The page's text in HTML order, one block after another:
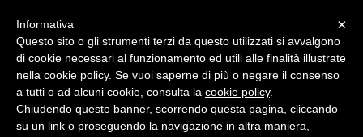
EDUCAZIONE ALLA SALUTE
Corsi, convegni e didattica di formazione e
aggiornamento per operatori della salute
×
Informativa
Questo sito o gli strumenti terzi da questo utilizzati si avvalgono
di cookie necessari al funzionamento ed utili alle finalità illustrate
nella cookie policy. Se vuoi saperne di più o negare il consenso
a tutti o ad alcuni cookie, consulta la cookie policy.
Chiudendo questo banner, scorrendo questa pagina, cliccando
su un link o proseguendo la navigazione in altra maniera,